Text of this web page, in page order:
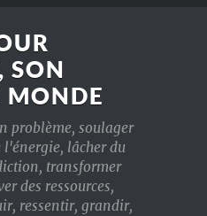
SON
MONDE
problème, soulager
l'énergie, lâcher du
transformer
des ressources,
ressentir, grandir,